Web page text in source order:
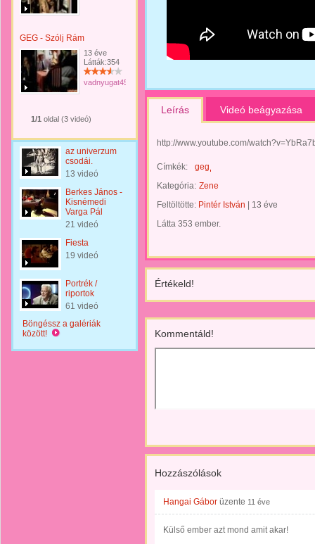
GEG - Szólj Rám
13 éve
Látták:354
vadnyugat45
1/1 oldal (3 videó)
az univerzum
csodái.
13 videó
Berkes János -
Kisnémedi
Varga Pál
21 videó
Fiesta
19 videó
Portrék /
riportok
61 videó
Böngéssz a galériák
között!
Leírás Videó beágyazása
http://www.youtube.com/
Címkék:
geg
Kategória: Zene
Feltöltötte: Pintér István
13 éve
Látta 353 ember.
Értékeld!
Kommentáld!
Hozzászólások
Hangai Gábor üzente 11 éve
Külső ember azt mond amit akar!